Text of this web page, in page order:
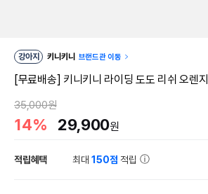
강아지 키니키니 브랜드관 이동
[무료배송] 키니키니 라이딩 도도 리쉬 오렌지
35,000원
14% 29,900원
적립혜택 최대150점 적립